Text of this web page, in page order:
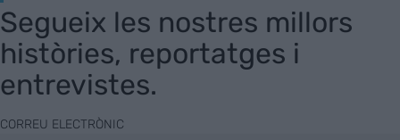
Segueix les nostres millors
històries, reportatges i
entrevistes.
CORREU ELECTRÒNIC